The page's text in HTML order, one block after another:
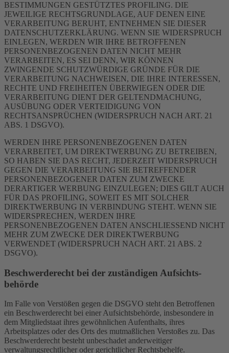
BESTIMMUNGEN GESTÜTZTES PROFILING. DIE
JEWEILIGE RECHTSGRUNDLAGE, AUF DENEN EINE
VERARBEITUNG BERUHT, ENTNEHMEN SIE DIESER
DATENSCHUTZERKLÄRUNG. WENN SIE WIDERSPRUCH
EINLEGEN, WERDEN WIR IHRE BETROFFENEN
PERSONENBEZOGENEN DATEN NICHT MEHR
VERARBEITEN, ES SEI DENN, WIR KÖNNEN
ZWINGENDE SCHUTZWÜRDIGE GRÜNDE FÜR DIE
VERARBEITUNG NACHWEISEN, DIE IHRE INTERESSEN,
RECHTE UND FREIHEITEN ÜBERWIEGEN ODER DIE
VERARBEITUNG DIENT DER GELTENDMACHUNG,
AUSÜBUNG ODER VERTEIDIGUNG VON
RECHTSANSPRÜCHEN (WIDERSPRUCH NACH ART. 21
ABS. 1 DSGVO).
WERDEN IHRE PERSONENBEZOGENEN DATEN
VERARBEITET, UM DIREKTWERBUNG ZU BETREIBEN,
SO HABEN SIE DAS RECHT, JEDERZEIT WIDERSPRUCH
GEGEN DIE VERARBEITUNG SIE BETREFFENDER
PERSONENBEZOGENER DATEN ZUM ZWECKE
DERARTIGER WERBUNG EINZULEGEN; DIES GILT AUCH
FÜR DAS PROFILING, SOWEIT ES MIT SOLCHER
DIREKTWERBUNG IN VERBINDUNG STEHT. WENN SIE
WIDERSPRECHEN, WERDEN IHRE
PERSONENBEZOGENEN DATEN ANSCHLIESSEND NICHT
MEHR ZUM ZWECKE DER DIREKTWERBUNG
VERWENDET (WIDERSPRUCH NACH ART. 21 ABS. 2
DSGVO).
Beschwerde­recht bei der zuständigen Aufsichts­
behörde
Im Falle von Verstößen gegen die DSGVO steht den Betroffenen
ein Beschwerderecht bei einer Aufsichtsbehörde, insbesondere in
dem Mitgliedstaat ihres gewöhnlichen Aufenthalts, ihres
Arbeitsplatzes oder des Orts des mutmaßlichen Verstoßes zu. Das
Beschwerderecht besteht unbeschadet anderweitiger
verwaltungsrechtlicher oder gerichtlicher Rechtsbehelfe.